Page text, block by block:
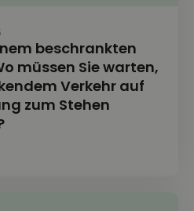
beschrankten
müssen Sie warten,
Verkehr auf
zum Stehen